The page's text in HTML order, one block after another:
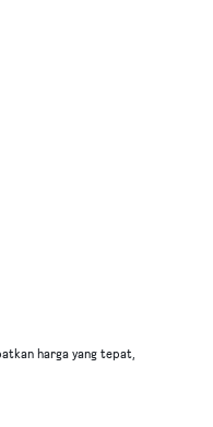
harga yang tepat,